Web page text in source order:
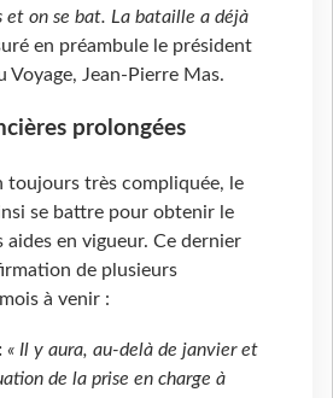
et on se bat. La bataille a déjà
en préambule le président
Voyage, Jean-Pierre Mas.
prolongées
toujours très compliquée, le
se battre pour obtenir le
aides en vigueur. Ce dernier
de plusieurs
à venir :
« Il y aura, au-delà de janvier et
de la prise en charge à